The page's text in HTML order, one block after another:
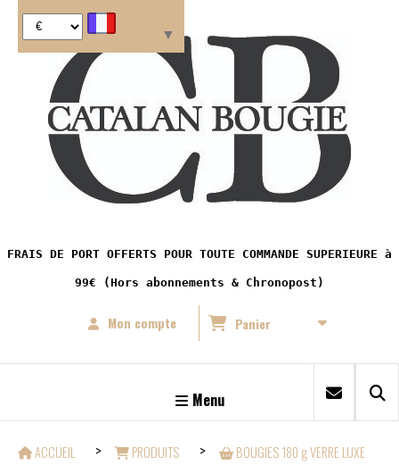
FRAIS DE PORT OFFERTS POUR TOUTE COMMANDE SUPERIEURE à
99€ (Hors abonnements & Chronopost)
Mon compte Panier
Menu
ACCUEIL PRODUITS
BOUGIES 180 g VERRE LUXE
▼